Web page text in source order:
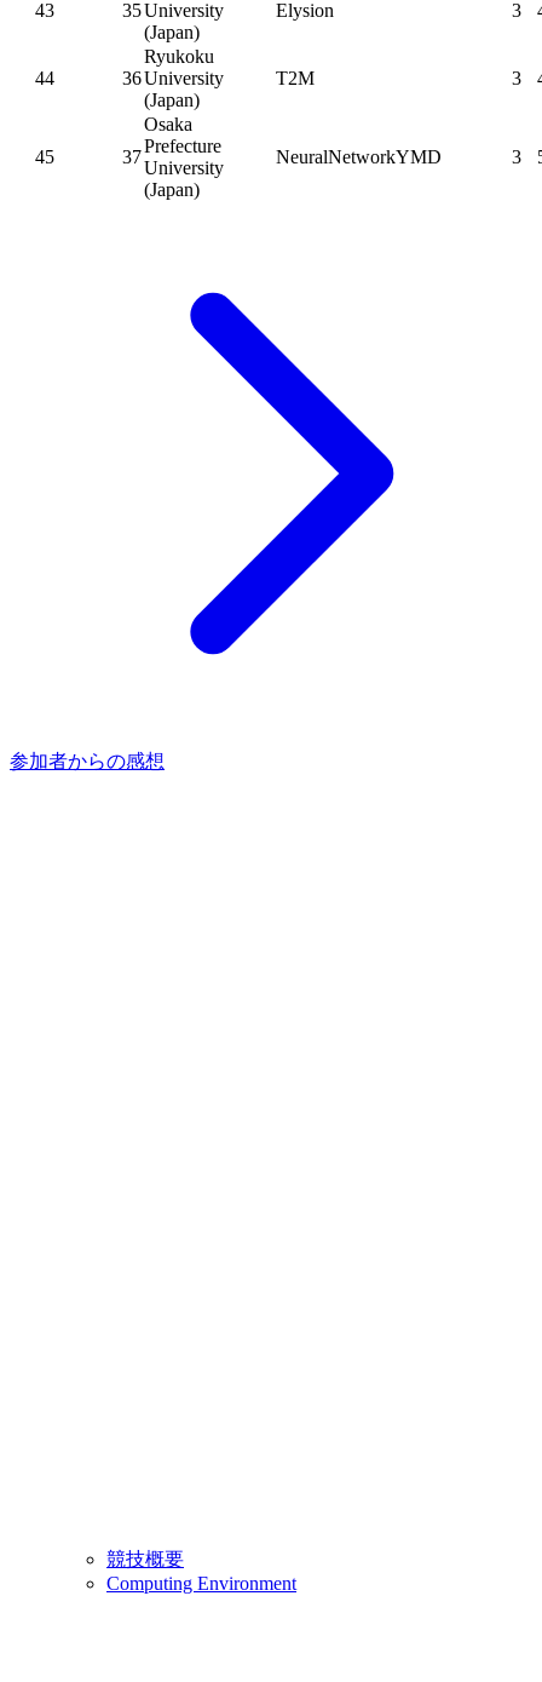
競技概要
Computing Environment
43 35University
(Japan)
Elysion 3
44 36
Ryukoku
University
(Japan)
T2M 3
45 37
Osaka
Prefecture
University
(Japan)
NeuralNetworkYMD 3
参加者からの感想